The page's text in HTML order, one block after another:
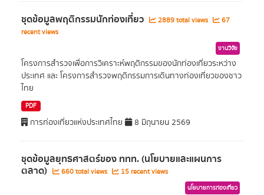
ชุดข้อมูลพฤติกรรมนักท่องเที่ยว 2889 total views
67
recent views
งานวิจัย
โครงการสำรวจเพื่อการวิเคราะห์พฤติกรรมของนักท่องเที่ยวระหว่าง
ประเทศ และ โครงการสำรวจพฤติกรรมการเดินทางท่องเที่ยวของชาว
ไทย
PDF
การท่องเที่ยวแห่งประเทศไทย 8 มิถุนายน 2569
ชุดข้อมูลยุทธศาสตร์ของ ททท. (นโยบายและแผนการ
ตลาด) 660 total views 15 recent views
นโยบายการท่องเที่ยว